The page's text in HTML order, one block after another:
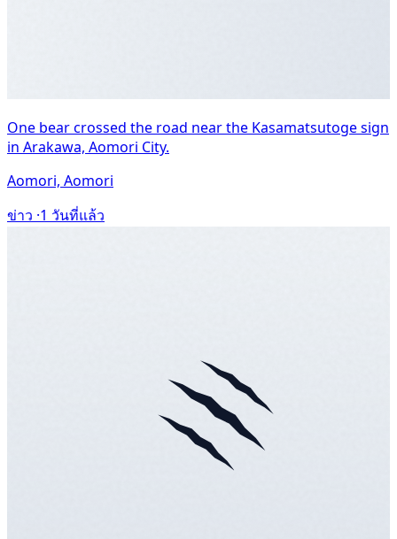
One bear crossed the road near the Kasamatsutoge sign
in Arakawa, Aomori City.
Aomori, Aomori
ข่าว ·1 วันที่แล้ว